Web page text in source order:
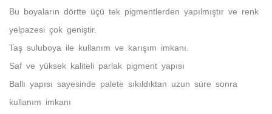
Bu boyaların dörtte üçü tek pigmentlerden yapılmıştır ve renk
yelpazesi çok geniştir.
Taş suluboya ile kullanım ve karışım imkanı.
Saf ve yüksek kaliteli parlak pigment yapısı
Ballı yapısı sayesinde palete sıkıldıktan uzun süre sonra
kullanım imkanı